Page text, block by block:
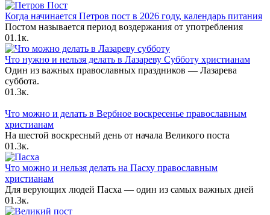
Когда начинается Петров пост в 2026 году, календарь питания
Постом называется период воздержания от употребления
01.1к.
Что нужно и нельзя делать в Лазареву Субботу христианам
Один из важных православных праздников — Лазарева
суббота.
01.3к.
Что можно и делать в Вербное воскресенье православным
христианам
На шестой воскресный день от начала Великого поста
01.3к.
Что можно и нельзя делать на Пасху православным
христианам
Для верующих людей Пасха — один из самых важных дней
01.3к.